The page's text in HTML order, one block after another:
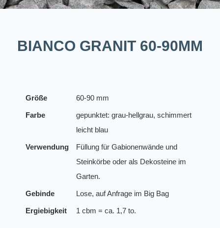
BIANCO GRANIT 60-90MM
Größe 60-90 mm
Farbe
gepunktet: grau-hellgrau, schimmert
leicht blau
Verwendung
Füllung für Gabionenwände und
Steinkörbe oder als Dekosteine im
Garten.
Gebinde Lose, auf Anfrage im Big Bag
Ergiebigkeit 1 cbm = ca. 1,7 to.